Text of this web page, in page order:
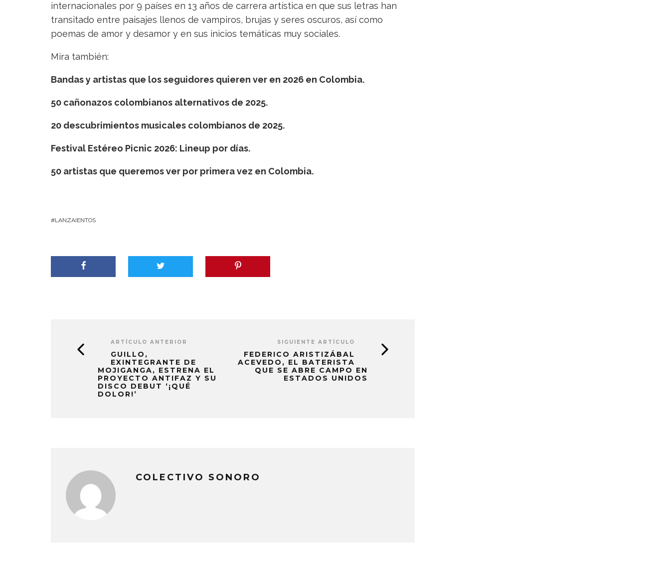
internacionales por 9 países en 13 años de carrera artística en que sus letras han
transitado entre paisajes llenos de vampiros, brujas y seres oscuros, así como
poemas de amor y desamor y en sus inicios temáticas muy sociales.
Mira también:
Bandas y artistas que los seguidores quieren ver en 2026 en Colombia.
50 cañonazos colombianos alternativos de 2025.
20 descubrimientos musicales colombianos de 2025.
Festival Estéreo Picnic 2026: Lineup por días.
50 artistas que queremos ver por primera vez en Colombia.
LANZAIENTOS
ARTÍCULO ANTERIOR
GUILLO,
EXINTEGRANTE DE
MOJIGANGA, ESTRENA EL
PROYECTO ANTIFAZ Y SU
DISCO DEBUT ‘¡QUÉ
DOLOR!’
SIGUIENTE ARTÍCULO
FEDERICO ARISTIZÁBAL
ACEVEDO, EL BATERISTA
QUE SE ABRE CAMPO EN
ESTADOS UNIDOS
COLECTIVO SONORO